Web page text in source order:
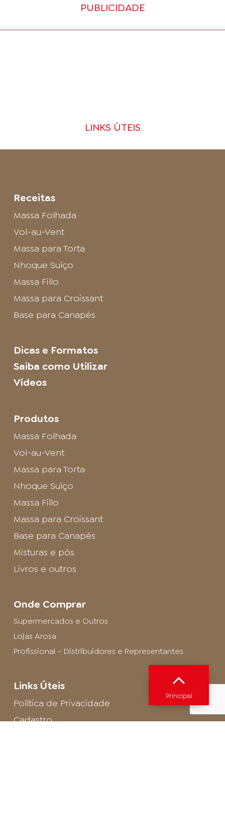
PUBLICIDADE
LINKS ÚTEIS
Receitas
Massa Folhada
Vol-au-Vent
Massa para Torta
Nhoque Suíço
Massa Fillo
Massa para Croissant
Base para Canapés
Dicas e Formatos
Saiba como Utilizar
Vídeos
Produtos
Massa Folhada
Vol-au-Vent
Massa para Torta
Nhoque Suíço
Massa Fillo
Massa para Croissant
Base para Canapés
Misturas e pós
Livros e outros
Onde Comprar
Supermercados e Outros
Lojas Arosa
Profissional – Distribuidores e Representantes
Links Úteis
Política de Privacidade
Cadastro
Principal